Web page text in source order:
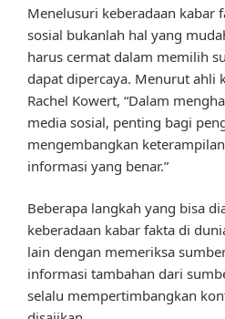
Menelusuri keberadaan kabar
sosial bukanlah hal yang
harus cermat dalam memilih
dapat dipercaya. Menurut ahli
Rachel Kowert, “Dalam
media sosial, penting bagi
mengembangkan
informasi yang benar.”
Beberapa langkah yang bisa
keberadaan kabar fakta di
lain dengan memeriksa
informasi tambahan dari
selalu mempertimbangkan